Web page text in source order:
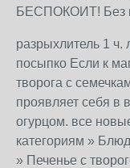
БЕСПОКОИТ! Без
разрыхлитель 1 ч.
посыпко Если к
творога с
проявляет себя в
огурцом. все
категориям »
» Печенье с